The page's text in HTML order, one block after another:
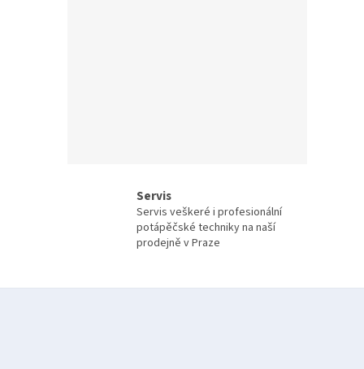
Servis
Servis veškeré i profesionální
potápěčské techniky na naší
prodejně v Praze